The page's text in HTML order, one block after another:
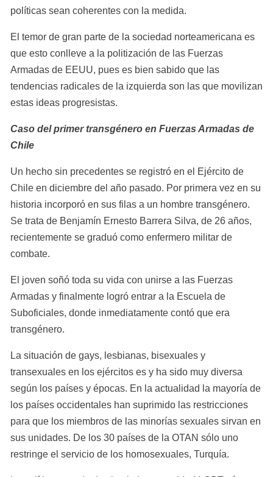
políticas sean coherentes con la medida.
El temor de gran parte de la sociedad norteamericana es
que esto conlleve a la politización de las Fuerzas
Armadas de EEUU, pues es bien sabido que las
tendencias radicales de la izquierda son las que movilizan
estas ideas progresistas.
Caso del primer transgénero en Fuerzas Armadas de
Chile
Un hecho sin precedentes se registró en el Ejército de
Chile en diciembre del año pasado. Por primera vez en su
historia incorporó en sus filas a un hombre transgénero.
Se trata de Benjamín Ernesto Barrera Silva, de 26 años,
recientemente se graduó como enfermero militar de
combate.
El joven soñó toda su vida con unirse a las Fuerzas
Armadas y finalmente logró entrar a la Escuela de
Suboficiales, donde inmediatamente contó que era
transgénero.
La situación de gays, lesbianas, bisexuales y
transexuales en los ejércitos es y ha sido muy diversa
según los países y épocas. En la actualidad la mayoría de
los países occidentales han suprimido las restricciones
para que los miembros de las minorías sexuales sirvan en
sus unidades. De los 30 países de la OTAN sólo uno
restringe el servicio de los homosexuales, Turquía.